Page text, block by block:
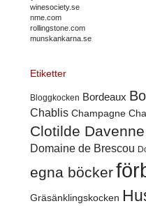
winesociety.se
nme.com
rollingstone.com
munskankarna.se
Etiketter
Bloggkocken Bordeaux
Chablis Champagne
Clotilde Davenne
Domaine de Brescou
egna böcker
Gräsänklingskocken